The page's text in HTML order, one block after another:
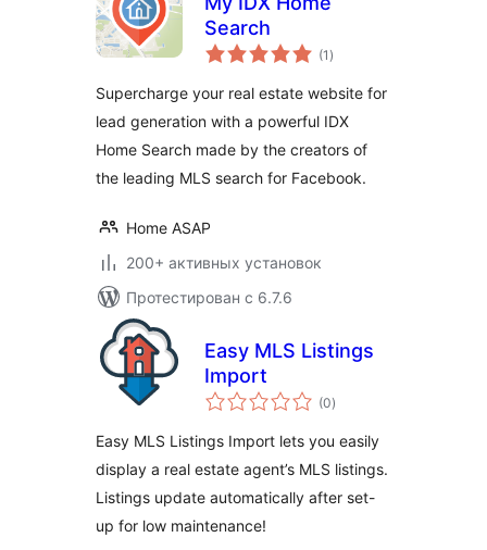
Search
(1 общий
рейтинг
)
Supercharge your real estate website for
lead generation with a powerful IDX
Home Search made by the creators of
the leading MLS search for Facebook.
Home ASAP
200+ активных установок
Протестирован с 6.7.6
Easy MLS Listings
Import
(0общий
рейтинг
)
Easy MLS Listings Import lets you easily
display a real estate agent’s MLS listings.
Listings update automatically after set-
up for low maintenance!